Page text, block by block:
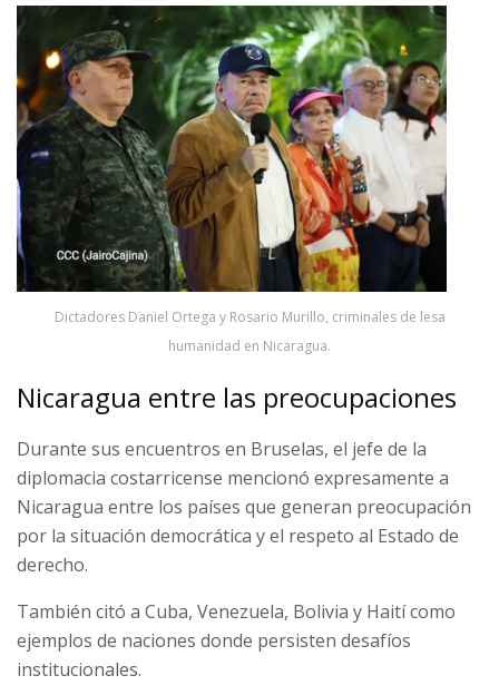
Dictadores Daniel Ortega y Rosario Murillo, criminales de lesa
humanidad en Nicaragua.
Nicaragua entre las preocupaciones
Durante sus encuentros en Bruselas, el jefe de la
diplomacia costarricense mencionó expresamente a
Nicaragua entre los países que generan preocupación
por la situación democrática y el respeto al Estado de
derecho.
También citó a Cuba, Venezuela, Bolivia y Haití como
ejemplos de naciones donde persisten desafíos
institucionales.